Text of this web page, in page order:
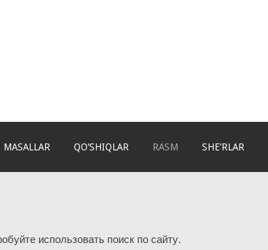
MASALLAR QO‘SHIQLAR RASM SHE’RLAR
использовать поиск по сайту.